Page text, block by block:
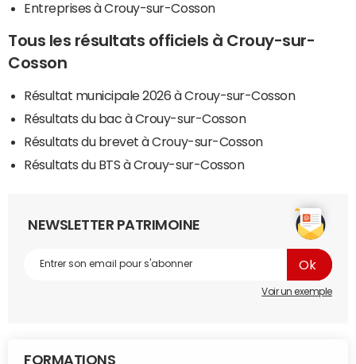
Entreprises à Crouy-sur-Cosson
Tous les résultats officiels à Crouy-sur-
Cosson
Résultat municipale 2026 à Crouy-sur-Cosson
Résultats du bac à Crouy-sur-Cosson
Résultats du brevet à Crouy-sur-Cosson
Résultats du BTS à Crouy-sur-Cosson
NEWSLETTER PATRIMOINE
Voir un exemple
FORMATIONS